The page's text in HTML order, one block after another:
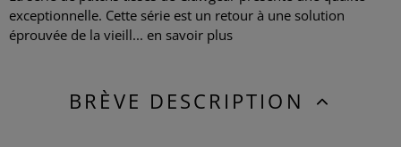
exceptionnelle. Cette série est un retour à une solution
éprouvée de la vieill... en savoir plus
BRÈVE DESCRIPTION